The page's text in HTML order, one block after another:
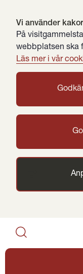
Vi använder kakor
På
webbplatsen ska
Läs mer i vår